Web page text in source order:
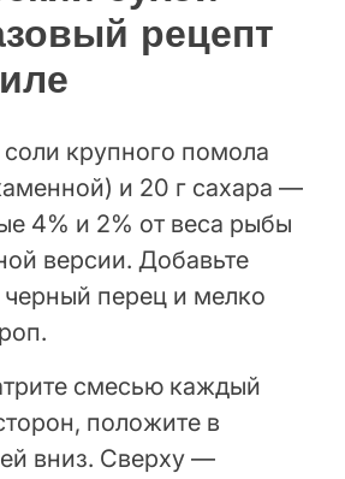
рецепт
крупного помола
и 20 г сахара —
4% и 2% от веса рыбы
версии. Добавьте
перец и мелко
смесью каждый
положите в
вниз. Сверху —